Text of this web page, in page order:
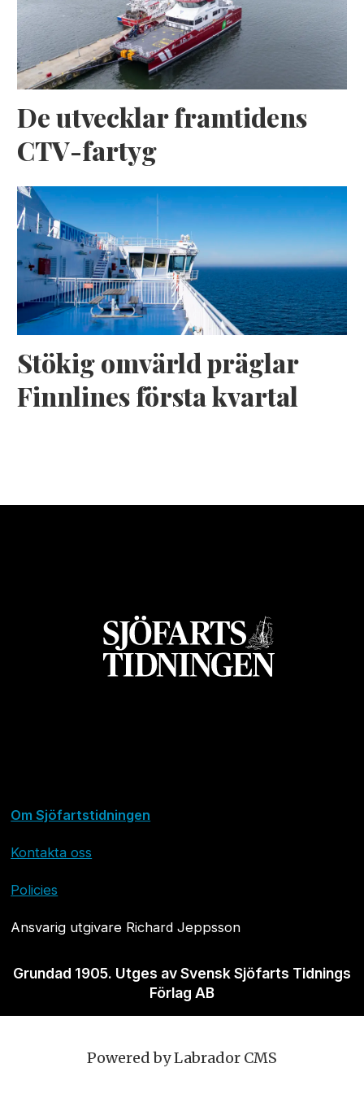
De utvecklar framtidens
CTV-fartyg
Stökig omvärld präglar
Finnlines första kvartal
Om Sjöfartstidningen
Kontakta oss
Policies
Ansvarig utgivare Richard Jeppsson
Grundad 1905. Utges av Svensk Sjöfarts Tidnings
Förlag AB
Powered by Labrador CMS